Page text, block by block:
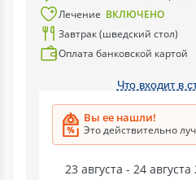
Лечение ВКЛЮЧЕНО
Завтрак (шведский стол)
Оплата банковской картой
Что входит в
Вы ее нашли!
Это действительно
23 августа - 24 августа